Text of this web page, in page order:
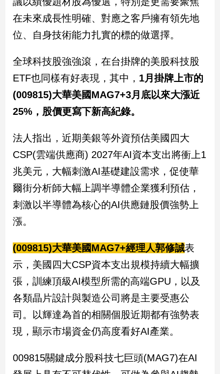
建
築/
室
計
旅
遊/
美
食
座/
理
消
費
康/
親
子/
情
藝
／
文
創
／
電
影
薦
科
在未來成長性明確、對應之客戶擁有領先地
位、自身技術能力扎實的標的做選擇。
全球科技股強強滾，在台掛牌的美股科技股
ETF也同樣有好表現，其中， 1月掛牌上市的
(009815)大華美國MAG7+3月底以來大漲近
25%，股價更寫下新高紀錄。
法人指出，近期美銀等外資預估美國四大
CSP(雲端供應商) 2027年AI資本支出將衝上1
兆美元，大幅刺激AI基礎建設需求，促使華
爾街分析師大幅上調半導體企業獲利預估，
刺激以半導體為核心的AI供應鏈股價強勢上
漲。
(009815)大華美國MAG7+經理人郭修誠表
示，美國四大CSP資本支出規模持續大幅擴
張，訓練頂級AI模型所需的高端GPU，以及
各類晶片設計與製造公司將是主要受惠公
司。以輝達為首的相關個股近期都有強勢表
現，顯示市場資金仍高度看好AI產業。
009815關鍵成分股科技七巨頭(MAG7)在AI